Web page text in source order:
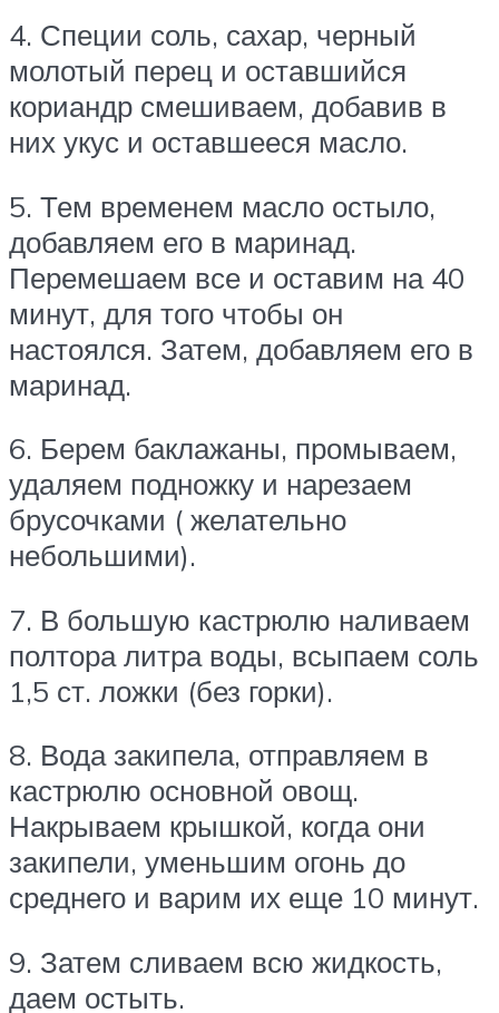
4. Специи соль, сахар, черный
молотый перец и оставшийся
кориандр смешиваем, добавив в
них укус и оставшееся масло.
5. Тем временем масло остыло,
добавляем его в маринад.
Перемешаем все и оставим на 40
минут, для того чтобы он
настоялся. Затем, добавляем его в
маринад.
6. Берем баклажаны, промываем,
удаляем подножку и нарезаем
брусочками ( желательно
небольшими).
7. В большую кастрюлю наливаем
полтора литра воды, всыпаем соль
1,5 ст. ложки (без горки).
8. Вода закипела, отправляем в
кастрюлю основной овощ.
Накрываем крышкой, когда они
закипели, уменьшим огонь до
среднего и варим их еще 10 минут.
9. Затем сливаем всю жидкость,
даем остыть.